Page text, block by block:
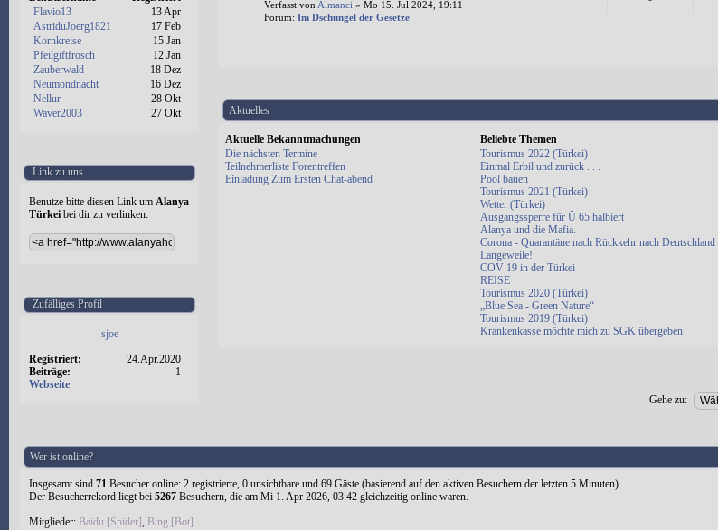
Flavio13
13 Apr
AstriduJoerg1821
17 Feb
Kornkreise
15 Jan
Pfeilgiftfrosch
12 Jan
Zauberwald
18 Dez
Neumondnacht
16 Dez
Nellur
28 Okt
Waver2003
27 Okt
Link zu uns
Benutze bitte diesen Link um Alanya
Türkei bei dir zu verlinken:
Zufälliges Profil
sjoe
Registriert:
24.Apr.2020
Beiträge:
1
Webseite
Verfasst von Almanci » Mo 15. Jul 2024, 19:11
Forum: Im Dschungel der Gesetze
Aktuelles
Aktuelle Bekanntmachungen Beliebte Themen
Die nächsten Termine
Teilnehmerliste Forentreffen
Einladung Zum Ersten Chat-abend
Tourismus 2022 (Türkei)
Einmal Erbil und zurück . . .
Pool bauen
Tourismus 2021 (Türkei)
Wetter (Türkei)
Ausgangssperre für Ü 65 halbiert
Alanya und die Mafia.
Corona - Quarantäne nach Rückkehr nach Deutschland
Langeweile!
COV 19 in der Türkei
REISE
Tourismus 2020 (Türkei)
„Blue Sea - Green Nature“
Tourismus 2019 (Türkei)
Krankenkasse möchte mich zu SGK übergeben
Gehe zu:
Wer ist online?
Insgesamt sind 71 Besucher online: 2 registrierte, 0 unsichtbare und 69 Gäste (basierend auf den aktiven Besuchern der letzten 5 Minuten)
Der Besucherrekord liegt bei 5267 Besuchern, die am Mi 1. Apr 2026, 03:42 gleichzeitig online waren.
Mitglieder: Baidu [Spider], Bing [Bot]